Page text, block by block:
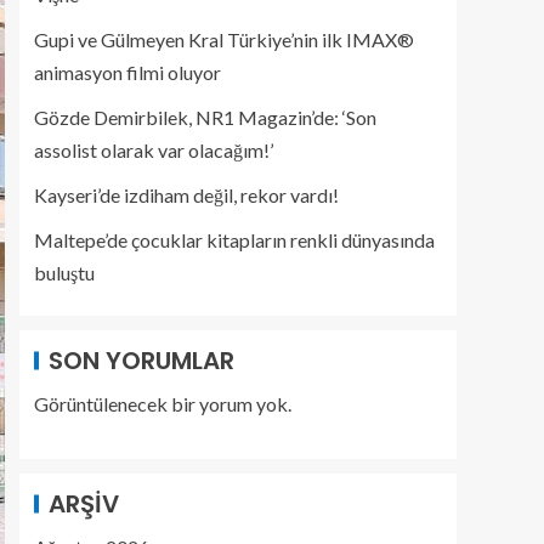
Gupi ve Gülmeyen Kral Türkiye’nin ilk IMAX®
animasyon filmi oluyor
Gözde Demirbilek, NR1 Magazin’de: ‘Son
assolist olarak var olacağım!’
Kayseri’de izdiham değil, rekor vardı!
Maltepe’de çocuklar kitapların renkli dünyasında
buluştu
SON YORUMLAR
Görüntülenecek bir yorum yok.
ARŞIV